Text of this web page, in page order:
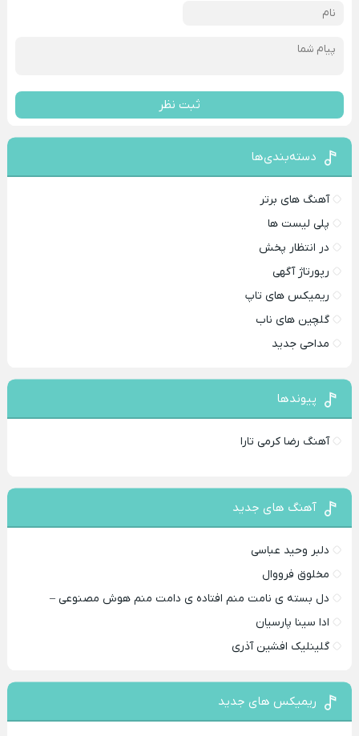
ثبت نظر
دسته‌بندی‌ها
آهنگ های برتر
پلی لیست ها
در انتظار پخش
رپورتاژ آگهی
ریمیکس های تاپ
گلچین های ناب
مداحی جدید
پیوندها
آهنگ رضا کرمی تارا
آهنگ های جدید
دلبر وحید عباسی
مخلوق فرووال
دل بسته ی نامت منم افتاده ی دامت منم هوش مصنوعی –
ادا سینا پارسیان
گلینلیک افشین آذری
ریمیکس های جدید